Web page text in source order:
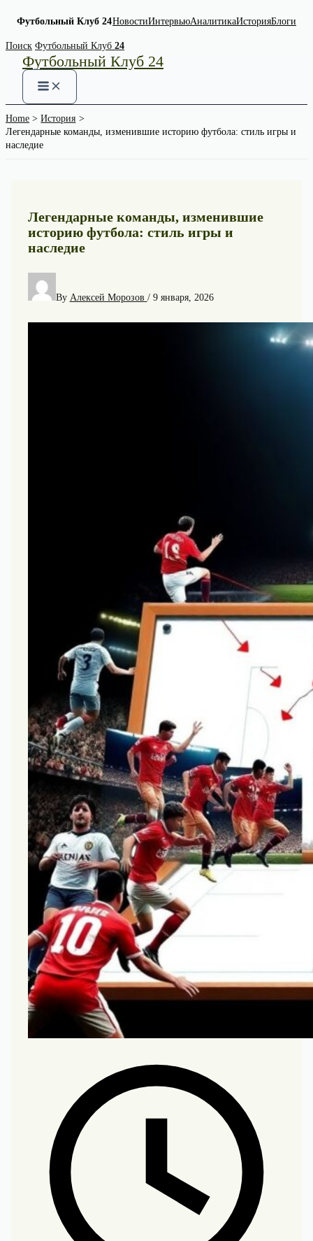
Футбольный Клуб 24НовостиИнтервьюАналитикаИсторияБлоги
Skip
content
Поиск Футбольный Клуб 24
Футбольный Клуб 24
Home
История
Легендарные команды, изменившие историю футбола: стиль игры и
наследие
Легендарные команды, изменившие
историю футбола: стиль игры и
наследие
By Алексей Морозов / 9 января, 2026